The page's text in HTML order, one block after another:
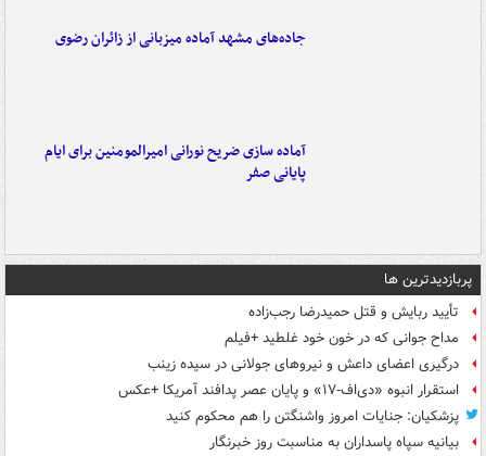
جاده‌های مشهد آماده میزبانی از زائران رضوی
آماده سازی ضریح نورانی امیرالمومنین برای ایام
پایانی صفر
پربازدیدترین ها
تأیید ربایش و قتل حمیدرضا رجب‌زاده
مداح جوانی که در خون خود غلطید +فیلم
درگیری اعضای داعش و نیروهای جولانی در سیده زینب
استقرار انبوه «دی‌اف‑۱۷» و پایان عصر پدافند آمریکا +عکس
پزشکیان: جنایات امروز واشنگتن را هم محکوم کنید
بیانیه سپاه پاسداران به مناسبت روز خبرنگار